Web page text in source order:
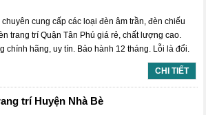
chuyên cung cấp các loại đèn âm trần, đèn chiếu
trang trí Quận Tân Phú giá rẻ, chất lượng cao.
chính hãng, uy tín. Bảo hành 12 tháng. Lỗi là đổi.
CHI TIẾT
trí Huyện Nhà Bè